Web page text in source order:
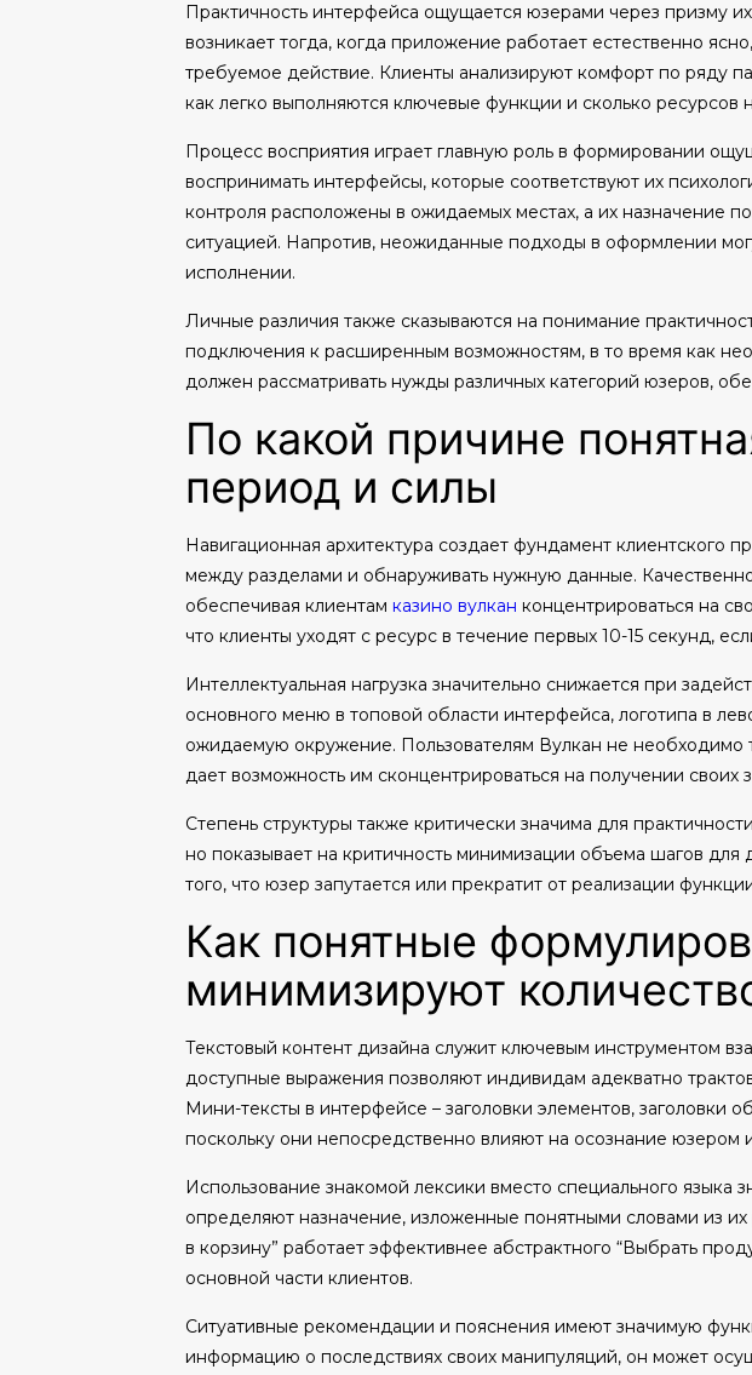
Практичность интерфейса ощущается юзерами через призму
возникает тогда, когда приложение работает естественно
требуемое действие. Клиенты анализируют комфорт по ряду
как легко выполняются ключевые функции и сколько ресурсов
Процесс восприятия играет главную роль в формировании
воспринимать интерфейсы, которые соответствуют их
контроля расположены в ожидаемых местах, а их назначение
ситуацией. Напротив, неожиданные подходы в оформлении
исполнении.
Личные различия также сказываются на понимание
подключения к расширенным возможностям, в то время как
должен рассматривать нужды различных категорий юзеров,
По какой причине
период и силы
Навигационная архитектура создает фундамент клиентского
между разделами и обнаруживать нужную данные.
обеспечивая клиентам казино вулкан концентрироваться на
что клиенты уходят с ресурс в течение первых 10-15 секунд,
Интеллектуальная нагрузка значительно снижается при
основного меню в топовой области интерфейса, логотипа в
ожидаемую окружение. Пользователям Вулкан не необходимо
дает возможность им сконцентрироваться на получении своих
Степень структуры также критически значима для
но показывает на критичность минимизации объема шагов
того, что юзер запутается или прекратит от реализации
Как понятные
минимизируют
Текстовый контент дизайна служит ключевым инструментом
доступные выражения позволяют индивидам адекватно
Мини-тексты в интерфейсе – заголовки элементов, заголовки
поскольку они непосредственно влияют на осознание юзером
Использование знакомой лексики вместо специального языка
определяют назначение, изложенные понятными словами из
в корзину” работает эффективнее абстрактного “Выбрать
основной части клиентов.
Ситуативные рекомендации и пояснения имеют значимую
информацию о последствиях своих манипуляций, он может